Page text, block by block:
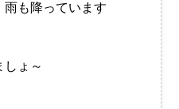
雨も降っています
しょ～